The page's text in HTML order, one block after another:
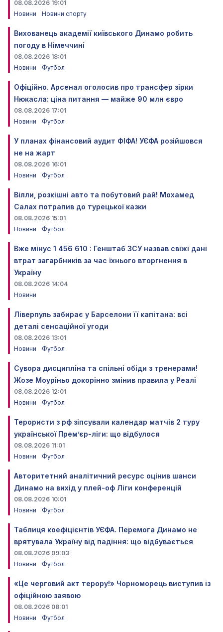
08.08.2026 19:01
Новини
Новини спорту
Вихованець академії київського Динамо робить
погоду в Німеччині
08.08.2026 18:01
Новини
Футбол
Офіційно. Арсенал оголосив про трансфер зірки
Нюкасла: ціна питання — майже 90 млн євро
08.08.2026 17:01
Новини
Футбол
У планах фінансовий аудит ФІФА! УЄФА розійшовся
не на жарт
08.08.2026 16:01
Новини
Футбол
Вілли, розкішні авто та побутовий рай! Мохамед
Салах потрапив до турецької казки
08.08.2026 15:01
Новини
Футбол
Вже мінус 1 456 610 : Генштаб ЗСУ назвав свіжі дані
втрат загарбників за час їхнього вторгнення в
Україну
08.08.2026 14:04
Новини
Ліверпуль забирає у Барселони її капітана: всі
деталі сенсаційної угоди
08.08.2026 13:01
Новини
Футбол
Сувора дисципліна та спільні обіди з тренерами!
Жозе Моуріньо докорінно змінив правила у Реалі
08.08.2026 12:01
Новини
Футбол
Терористи з рф зіпсували календар матчів 2 туру
української Прем’єр-ліги: що відбулося
08.08.2026 11:01
Новини
Футбол
Авторитетний аналітичний ресурс оцінив шанси
Динамо на вихід у плей-оф Ліги конференцій
08.08.2026 10:01
Новини
Футбол
Таблиця коефіцієнтів УЄФА. Перемога Динамо не
врятувала Україну від падіння: що відбувається
08.08.2026 09:03
Новини
Футбол
«Це черговий акт терору!» Чорноморець виступив із
офіційною заявою
08.08.2026 08:01
Новини
Футбол